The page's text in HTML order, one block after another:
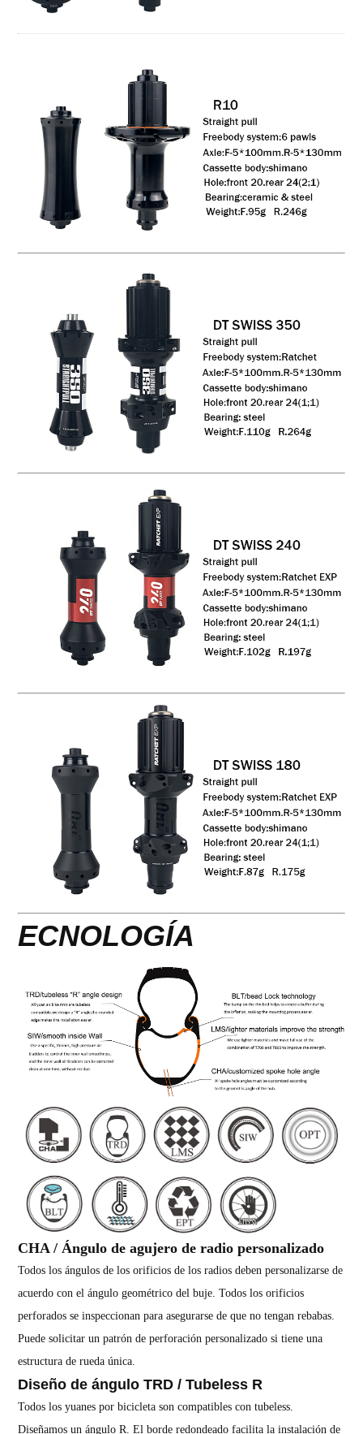
ECNOLOGÍA
CHA / Ángulo de agujero de radio personalizado
Todos los ángulos de los orificios de los radios deben personalizarse de
acuerdo con el ángulo geométrico del buje. Todos los orificios
perforados se inspeccionan para asegurarse de que no tengan rebabas.
Puede solicitar un patrón de perforación personalizado si tiene una
estructura de rueda única.
Diseño de ángulo TRD / Tubeless R
Todos los yuanes por bicicleta son compatibles con tubeless.
Diseñamos un ángulo R. El borde redondeado facilita la instalación de